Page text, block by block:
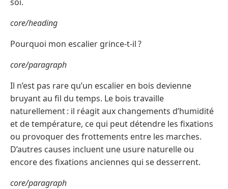
core/heading
Pourquoi mon escalier grince-t-il ?
core/paragraph
Il n’est pas rare qu’un escalier en bois devienne
bruyant au fil du temps. Le bois travaille
naturellement : il réagit aux changements d’humidité
et de température, ce qui peut détendre les fixations
ou provoquer des frottements entre les marches.
D’autres causes incluent une usure naturelle ou
encore des fixations anciennes qui se desserrent.
core/paragraph